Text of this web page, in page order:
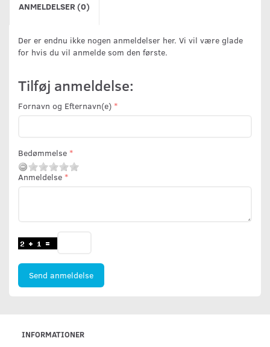
ANMELDELSER (0)
Der er endnu ikke nogen anmeldelser her. Vi vil være glade
for hvis du vil anmelde som den første.
Tilføj anmeldelse:
Fornavn og Efternavn(e)
Bedømmelse
Anmeldelse
Send anmeldelse
INFORMATIONER